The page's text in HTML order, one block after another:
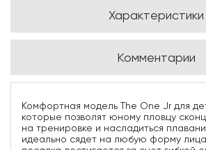
Характеристики
Комментарии
Комфортная модель The One Jr для
которые позволят юному пловцу
на тренировке и насладиться
идеально сядет на любую форму